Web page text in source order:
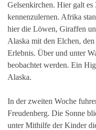
Gelsenkirchen. Hier galt
kennenzulernen. Afrika
hier die Löwen, Giraffen
Alaska mit den Elchen,
Erlebnis. Über und unter
beobachtet werden. Ein
Alaska.
In der zweiten Woche
Freudenberg. Die Sonne
unter Mithilfe der Kinder